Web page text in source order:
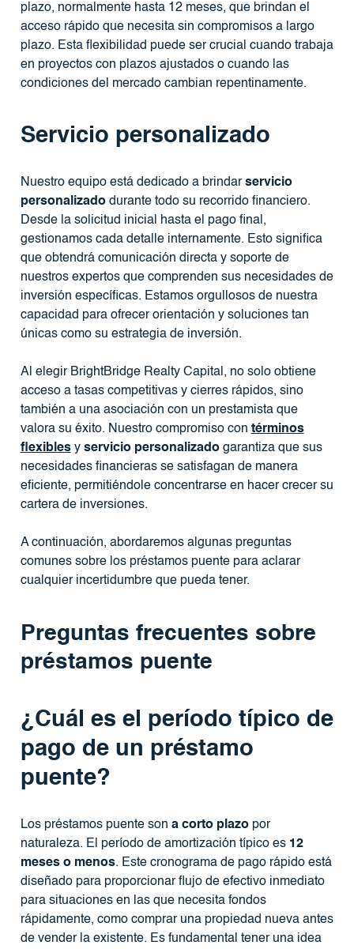
plazo, normalmente hasta 12 meses, que brindan el
acceso rápido que necesita sin compromisos a largo
plazo. Esta flexibilidad puede ser crucial cuando trabaja
en proyectos con plazos ajustados o cuando las
condiciones del mercado cambian repentinamente.
Servicio personalizado
Nuestro equipo está dedicado a brindarservicio
personalizadodurante todo su recorrido financiero.
Desde la solicitud inicial hasta el pago final,
gestionamos cada detalle internamente. Esto significa
que obtendrá comunicación directa y soporte de
nuestros expertos que comprenden sus necesidades de
inversión específicas. Estamos orgullosos de nuestra
capacidad para ofrecer orientación y soluciones tan
únicas como su estrategia de inversión.
Al elegir BrightBridge Realty Capital, no solo obtiene
acceso a tasas competitivas y cierres rápidos, sino
también a una asociación con un prestamista que
valora su éxito. Nuestro compromiso con términos
flexiblesy servicio personalizadogarantiza que sus
necesidades financieras se satisfagan de manera
eficiente, permitiéndole concentrarse en hacer crecer su
cartera de inversiones.
A continuación, abordaremos algunas preguntas
comunes sobre los préstamos puente para aclarar
cualquier incertidumbre que pueda tener.
Preguntas frecuentes sobre
préstamos puente
¿Cuál es el período típico de
pago de un préstamo
puente?
Los préstamos puente son a corto plazopor
naturaleza. El período de amortización típico es 12
meses o menos. Este cronograma de pago rápido está
diseñado para proporcionar flujo de efectivo inmediato
para situaciones en las que necesita fondos
rápidamente, como comprar una propiedad nueva antes
de vender la existente. Es fundamental tener una idea